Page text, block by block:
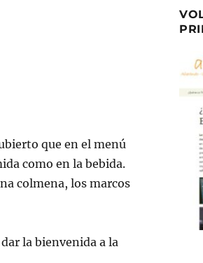
que en el menú
como en la bebida.
colmena, los marcos
la bienvenida a la